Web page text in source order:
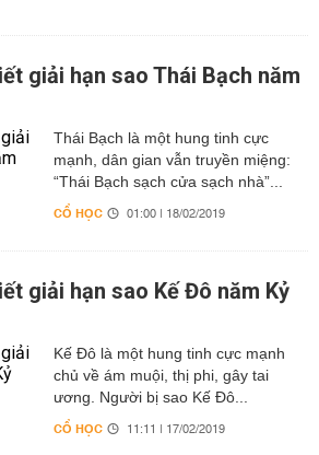
giải hạn sao Thái Bạch năm
Thái Bạch là một hung tinh cực
mạnh, dân gian vẫn truyền miệng:
“Thái Bạch sạch cửa sạch nhà”...
CỔ HỌC 01:00 | 18/02/2019
giải hạn sao Kế Đô năm Kỷ
Kế Đô là một hung tinh cực mạnh
chủ về ám muội, thị phi, gây tai
ương. Người bị sao Kế Đô...
CỔ HỌC 11:11 | 17/02/2019